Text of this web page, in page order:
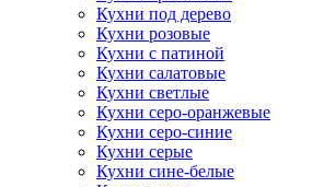
Кухни под дерево
Кухни розовые
Кухни с патиной
Кухни салатовые
Кухни светлые
Кухни серо-оранжевые
Кухни серо-синие
Кухни серые
Кухни сине-белые